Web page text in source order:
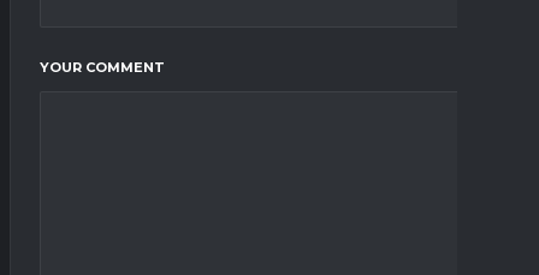
YOUR COMMENT